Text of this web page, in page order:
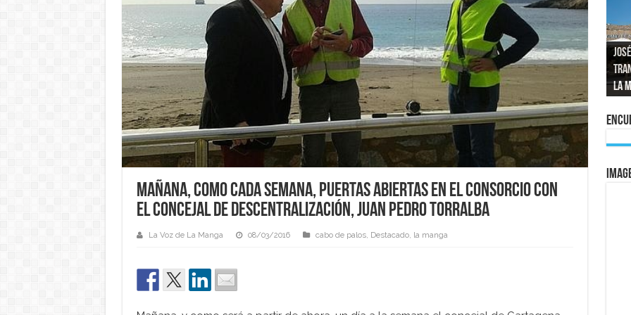
Mañana, como cada semana, puertas abiertas en el Consorcio con
el concejal de Descentralización, Juan Pedro Torralba
La Voz de La Manga 08/03/2016 cabo de palos, Destacado, la manga
La
La
El
al